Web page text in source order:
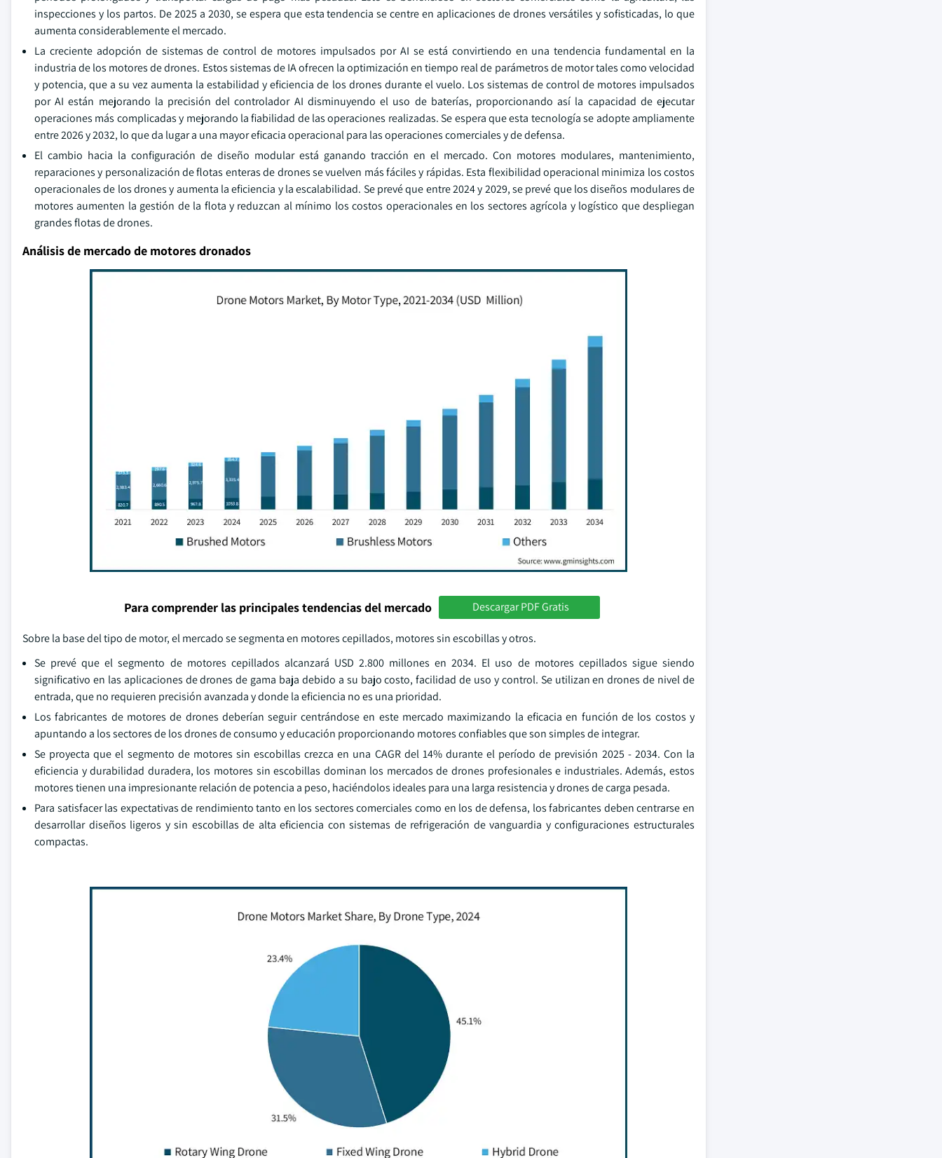
inspecciones y los partos. De 2025 a 2030, se espera que esta tendencia se centre en aplicaciones de drones versátiles y sofisticadas, lo que
aumenta considerablemente el mercado.
La creciente adopción de sistemas de control de motores impulsados por AI se está convirtiendo en una tendencia fundamental en la
industria de los motores de drones. Estos sistemas de IA ofrecen la optimización en tiempo real de parámetros de motor tales como velocidad
y potencia, que a su vez aumenta la estabilidad y eficiencia de los drones durante el vuelo. Los sistemas de control de motores impulsados
por AI están mejorando la precisión del controlador AI disminuyendo el uso de baterías, proporcionando así la capacidad de ejecutar
operaciones más complicadas y mejorando la fiabilidad de las operaciones realizadas. Se espera que esta tecnología se adopte ampliamente
entre 2026 y 2032, lo que da lugar a una mayor eficacia operacional para las operaciones comerciales y de defensa.
El cambio hacia la configuración de diseño modular está ganando tracción en el mercado. Con motores modulares, mantenimiento,
reparaciones y personalización de flotas enteras de drones se vuelven más fáciles y rápidas. Esta flexibilidad operacional minimiza los costos
operacionales de los drones y aumenta la eficiencia y la escalabilidad. Se prevé que entre 2024 y 2029, se prevé que los diseños modulares de
motores aumenten la gestión de la flota y reduzcan al mínimo los costos operacionales en los sectores agrícola y logístico que despliegan
grandes flotas de drones.
Análisis de mercado de motores dronados
Para comprender las principales tendencias del mercado Descargar PDF Gratis
Sobre la base del tipo de motor, el mercado se segmenta en motores cepillados, motores sin escobillas y otros.
Se prevé que el segmento de motores cepillados alcanzará USD 2.800 millones en 2034. El uso de motores cepillados sigue siendo
significativo en las aplicaciones de drones de gama baja debido a su bajo costo, facilidad de uso y control. Se utilizan en drones de nivel de
entrada, que no requieren precisión avanzada y donde la eficiencia no es una prioridad.
Los fabricantes de motores de drones deberían seguir centrándose en este mercado maximizando la eficacia en función de los costos y
apuntando a los sectores de los drones de consumo y educación proporcionando motores confiables que son simples de integrar.
Se proyecta que el segmento de motores sin escobillas crezca en una CAGR del 14% durante el período de previsión 2025 - 2034. Con la
eficiencia y durabilidad duradera, los motores sin escobillas dominan los mercados de drones profesionales e industriales. Además, estos
motores tienen una impresionante relación de potencia a peso, haciéndolos ideales para una larga resistencia y drones de carga pesada.
Para satisfacer las expectativas de rendimiento tanto en los sectores comerciales como en los de defensa, los fabricantes deben centrarse en
desarrollar diseños ligeros y sin escobillas de alta eficiencia con sistemas de refrigeración de vanguardia y configuraciones estructurales
compactas.